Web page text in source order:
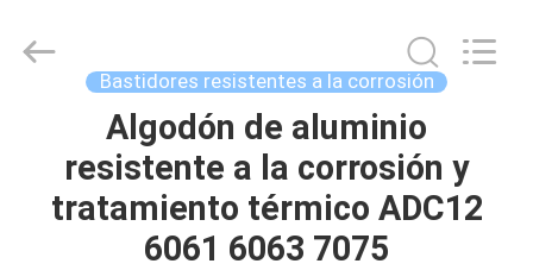
HOGAR
PRODUCTOS
Casting
Bastidores resistentes a la corrosión
Algodón de aluminio
resistente a la corrosión y
tratamiento térmico ADC12
6061 6063 7075